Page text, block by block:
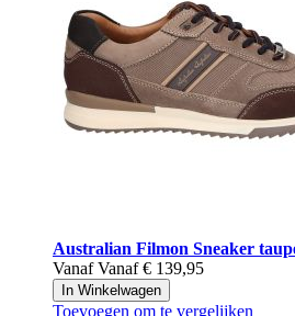
Australian Filmon Sneaker
Vanaf Vanaf € 139,95
In Winkelwagen
Toevoegen om te vergelijken